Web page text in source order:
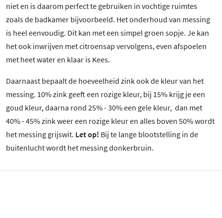
niet en is daarom perfect te gebruiken in vochtige ruimtes
zoals de badkamer bijvoorbeeld. Het onderhoud van messing
is heel eenvoudig. Dit kan met een simpel groen sopje. Je kan
het ook inwrijven met citroensap vervolgens, even afspoelen
met heet water en klaar is Kees.
Daarnaast bepaalt de hoeveelheid zink ook de kleur van het
messing. 10% zink geeft een rozige kleur, bij 15% krijg je een
goud kleur, daarna rond 25% - 30% een gele kleur, dan met
40% - 45% zink weer een rozige kleur en alles boven 50% wordt
het messing grijswit. Let op! Bij te lange blootstelling in de
buitenlucht wordt het messing donkerbruin.